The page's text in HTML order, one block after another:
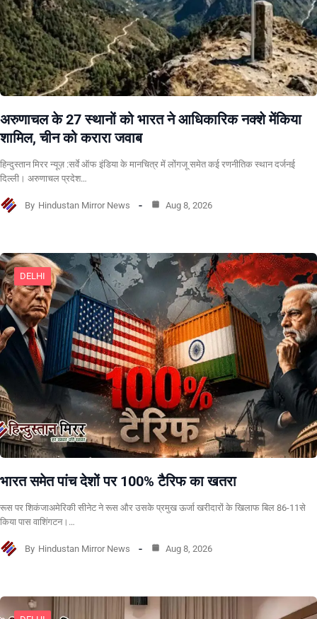
अरुणाचल के 27 स्थानों को भारत ने आधिकारिक नक्शे मेंकिया
शामिल, चीन को करारा जवाब
हिन्दुस्तान मिरर न्यूज़ :सर्वे ऑफ इंडिया के मानचित्र में लोंगजू समेत कई रणनीतिक स्थान दर्जनई
दिल्ली। अरुणाचल प्रदेश…
By Hindustan Mirror News Aug 8, 2026
DELHI
भारत समेत पांच देशों पर 100% टैरिफ का खतरा
रूस पर शिकंजाअमेरिकी सीनेट ने रूस और उसके प्रमुख ऊर्जा खरीदारों के खिलाफ बिल 86-11से
किया पास वाशिंगटन।…
By Hindustan Mirror News Aug 8, 2026